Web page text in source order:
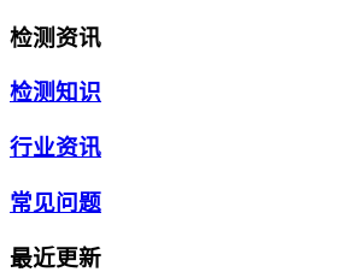
检测资讯
检测知识
行业资讯
常见问题
最近更新